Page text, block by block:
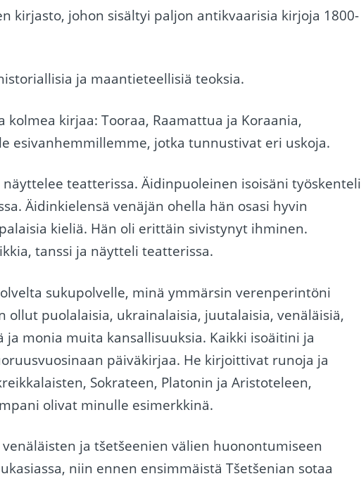
kirjasto, johon sisältyi paljon antikvaarisia kirjoja 1800-
ja maantieteellisiä teoksia.
kirjaa: Tooraa, Raamattua ja Koraania,
esivanhemmillemme, jotka tunnustivat eri uskoja.
teatterissa. Äidinpuoleinen isoisäni työskenteli
Äidinkielensä venäjän ohella hän osasi hyvin
kieliä. Hän oli erittäin sivistynyt ihminen.
tanssi ja näytteli teatterissa.
sukupolvelle, minä ymmärsin verenperintöni
ollut puolalaisia, ukrainalaisia, juutalaisia, venäläisiä,
ja monia muita kansallisuuksia. Kaikki isoäitini ja
päiväkirjaa. He kirjoittivat runoja ja
Sokrateen, Platonin ja Aristoteleen,
olivat minulle esimerkkinä.
ja tšetšeenien välien huonontumiseen
niin ennen ensimmäistä Tšetšenian sotaa